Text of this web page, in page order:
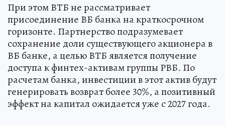
При этом ВТБ не рассматривает
присоединение ВБ банка на краткосрочном
горизонте. Партнерство подразумевает
сохранение доли существующего акционера в
ВБ банке, а целью ВТБ является получение
доступа к финтех-активам группы РВБ. По
расчетам банка, инвестиции в этот актив будут
генерировать возврат более 30%, а позитивный
эффект на капитал ожидается уже с 2027 года.